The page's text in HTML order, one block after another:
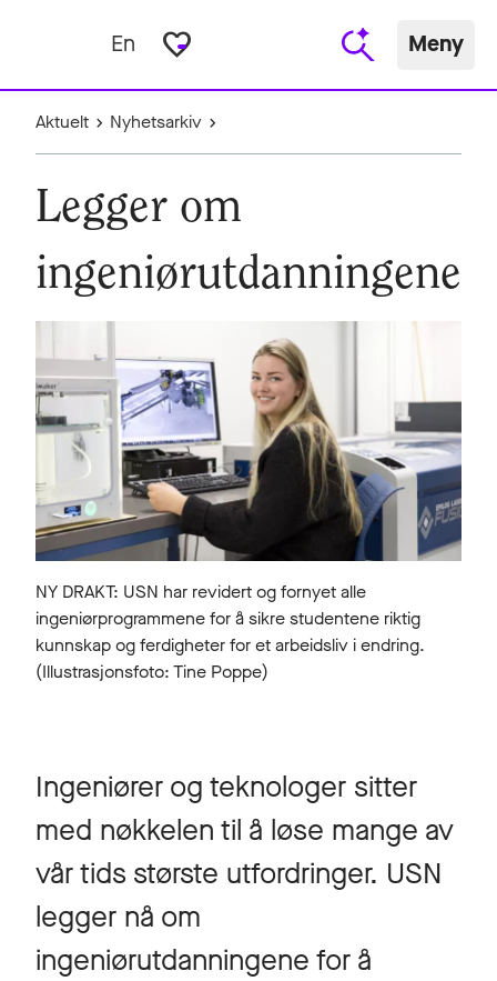
En favorite_border Meny
Aktuelt Nyhetsarkiv
Legger om
ingeniørutdanningene
NY DRAKT: USN har revidert og fornyet alle
ingeniørprogrammene for å sikre studentene riktig
kunnskap og ferdigheter for et arbeidsliv i endring.
(Illustrasjonsfoto: Tine Poppe)
Ingeniører og teknologer sitter
med nøkkelen til å løse mange av
vår tids største utfordringer. USN
legger nå om
ingeniørutdanningene for å